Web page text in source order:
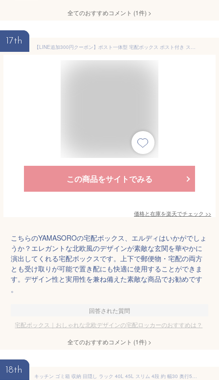
全てのおすすめコメント (1件) >
17th
【LINE追加300円クーポン】ポスト一体型 宅配ボックス ポスト付き スタンドポスト おしゃれ ポスト 一戸建て用 大容量 置き型 スタンドタイプ 大型 北欧 メールボックス ブルー ホワイト ELDY エルディー
この商品をサイトでみる
価格と在庫を楽天でチェック >>
こちらのYAMASOROの宅配ボックス、エルディはいかがでしょ
うか？エレガントな北欧風のデザインが素敵な玄関を華やかに
演出してくれる宅配ボックスです。上下で郵便物・宅配の両方
とも受け取りが可能で置き配にも快適に使用することができま
す。デザイン性と実用性を兼ね備えた素敵な商品でお勧めです
。
回答された質問
宅配ボックス｜おしゃれな北欧デザインの宅配ロッカーのおすすめは？
全てのおすすめコメント (1件) >
18th
キッチン ゴミ箱 収納 目隠し ラック 40L 45L スリム 4段 約 幅30 奥行50 高さ180 おしゃれ 分別 大容量 ごみ箱 木製 薄型 縦 型 収納ラック 分別ゴミ箱 扉 密閉 キャスター ホワイト/グレー/ブラック 【組立品/完成品が選べる】 DTB600102